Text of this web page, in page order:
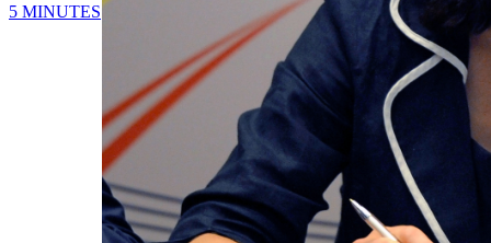
5 MINUTES